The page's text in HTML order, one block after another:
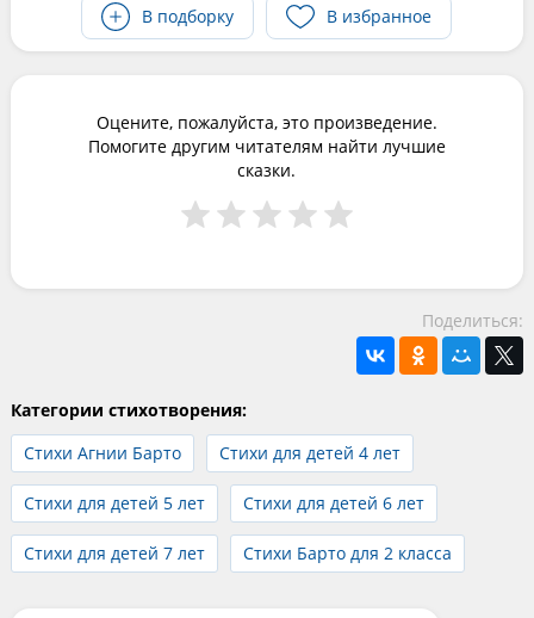
В подборку
В избранное
Оцените, пожалуйста, это произведение.
Помогите другим читателям найти лучшие
сказки.
Поделиться:
Категории стихотворения:
Стихи Агнии Барто
Стихи для детей 4 лет
Стихи для детей 5 лет Стихи для детей 6 лет
Стихи для детей 7 лет Стихи Барто для 2 класса